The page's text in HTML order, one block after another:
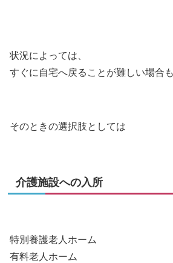
状況によっては、
すぐに自宅へ戻ることが難しい場合も
そのときの選択肢としては
介護施設への入所
特別養護老人ホーム
有料老人ホーム